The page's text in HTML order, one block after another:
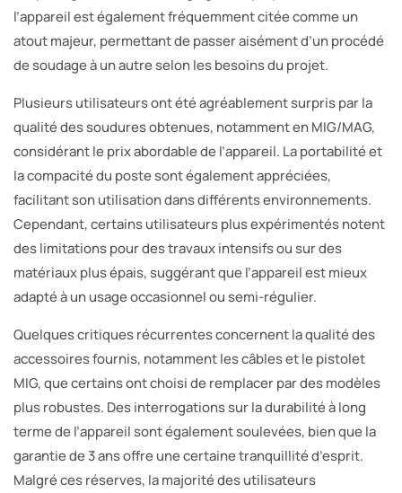
l’appareil est également fréquemment citée comme un
atout majeur, permettant de passer aisément d’un procédé
de soudage à un autre selon les besoins du projet.
Plusieurs utilisateurs ont été agréablement surpris par la
qualité des soudures obtenues, notamment en MIG/MAG,
considérant le prix abordable de l’appareil. La portabilité et
la compacité du poste sont également appréciées,
facilitant son utilisation dans différents environnements.
Cependant, certains utilisateurs plus expérimentés notent
des limitations pour des travaux intensifs ou sur des
matériaux plus épais, suggérant que l’appareil est mieux
adapté à un usage occasionnel ou semi-régulier.
Quelques critiques récurrentes concernent la qualité des
accessoires fournis, notamment les câbles et le pistolet
MIG, que certains ont choisi de remplacer par des modèles
plus robustes. Des interrogations sur la durabilité à long
terme de l’appareil sont également soulevées, bien que la
garantie de 3 ans offre une certaine tranquillité d’esprit.
Malgré ces réserves, la majorité des utilisateurs